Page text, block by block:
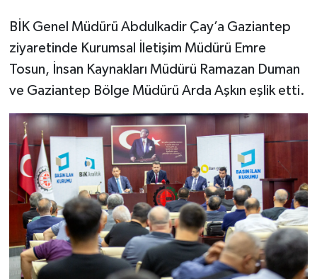
BİK Genel Müdürü Abdulkadir Çay’a Gaziantep
ziyaretinde Kurumsal İletişim Müdürü Emre
Tosun, İnsan Kaynakları Müdürü Ramazan Duman
ve Gaziantep Bölge Müdürü Arda Aşkın eşlik etti.